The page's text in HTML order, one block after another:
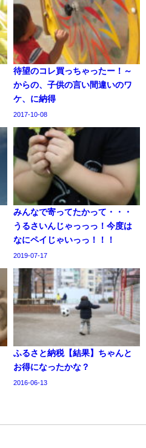
待望のコレ買っちゃったー！～
からの、子供の言い間違いのワ
ケ、に納得
2017-10-08
みんなで寄ってたかって・・・
うるさいんじゃっっっ！今度は
なにペイじゃいっっ！！！
2019-07-17
ふるさと納税【結果】ちゃんと
お得になったかな？
2016-06-13